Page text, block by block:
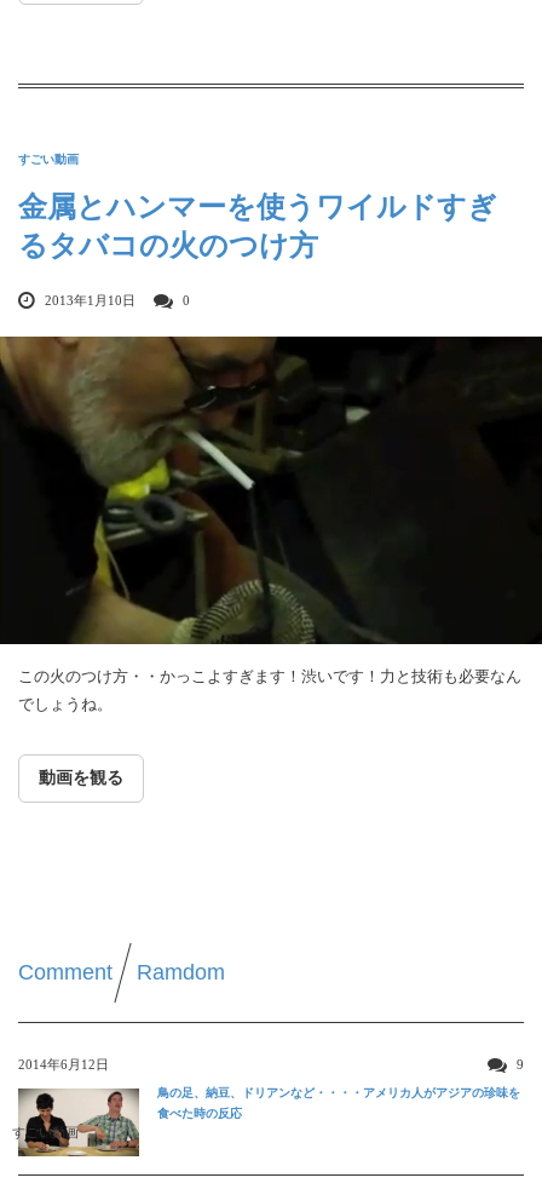
すごい動画
金属とハンマーを使うワイルドすぎ
るタバコの火のつけ方
2013年1月10日 0
この火のつけ方・・かっこよすぎます！渋いです！力と技術も必要なん
でしょうね。
動画を観る
Comment Ramdom
2014年6月12日 9
すごい動画
鳥の足、納豆、ドリアンなど・・・・アメリカ人がアジアの珍味を
食べた時の反応